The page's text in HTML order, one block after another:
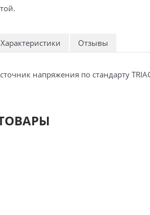
Характеристики Отзывы
напряжения по стандарту